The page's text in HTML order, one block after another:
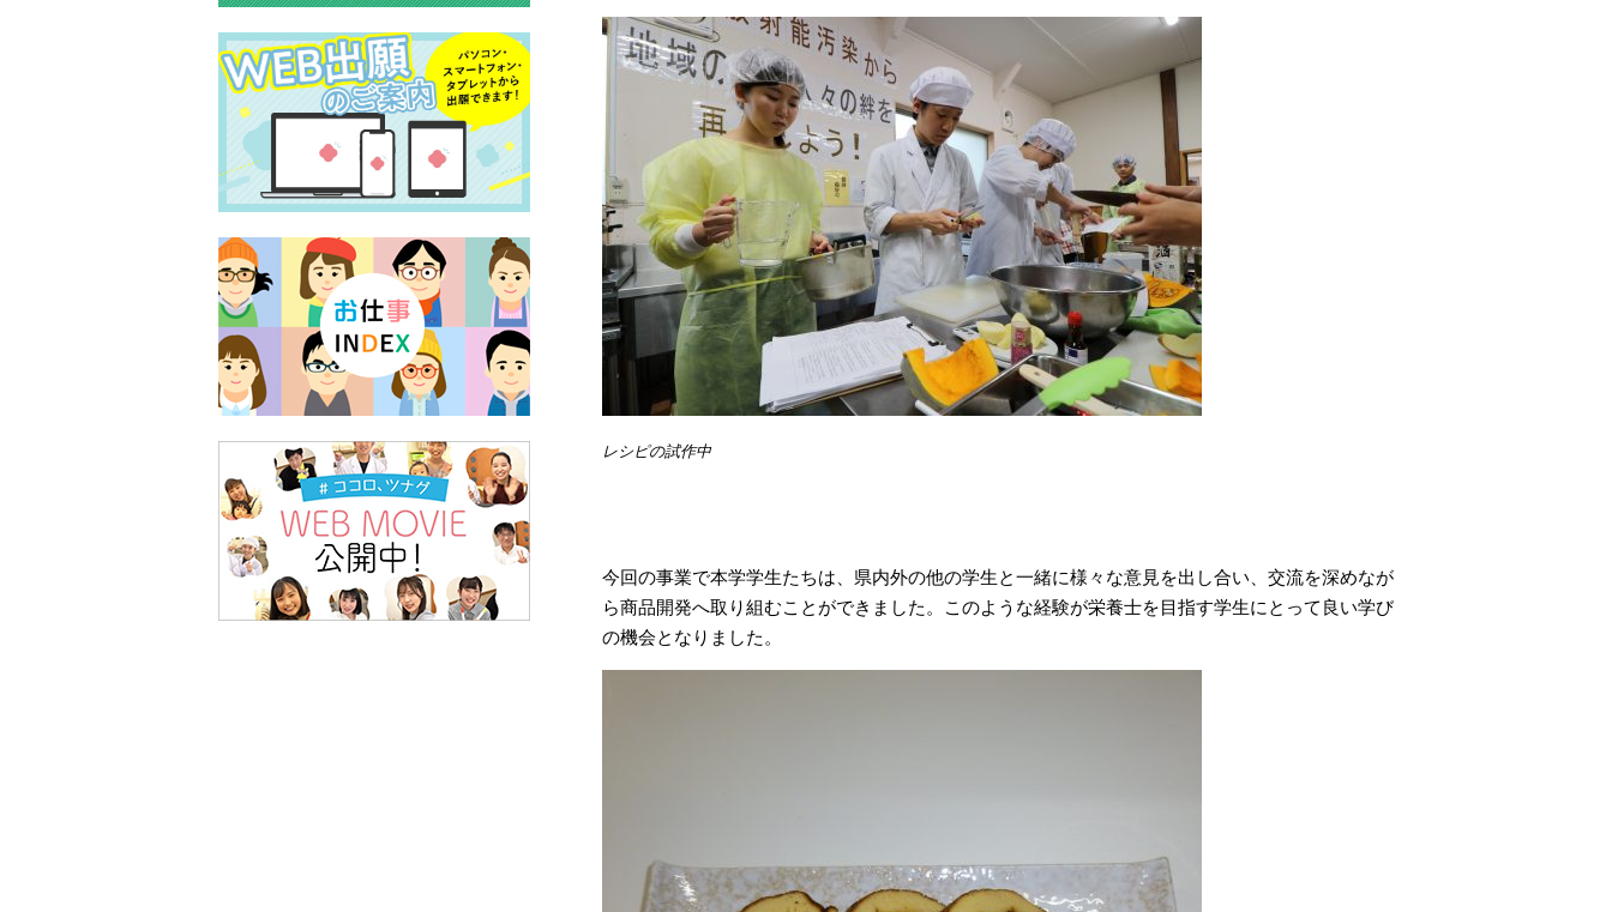
レシピの試作中
今回の事業で本学学生たちは、県内外の他の学生と一緒に様々な意見を出し合い、交流を深めなが
ら商品開発へ取り組むことができました。このような経験が栄養士を目指す学生にとって良い学び
の機会となりました。